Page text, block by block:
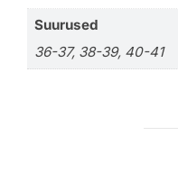
Suurused
36-37, 38-39, 40-41